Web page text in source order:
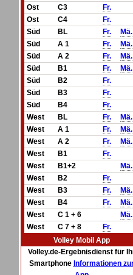
Ost
C3
Fr.
Ost
C4
Fr.
Süd
BL Fr.
Mä.
Süd
A 1 Fr.
Mä.
Süd
A 2 Fr.
Mä.
Süd
B1 Fr.
Mä.
Süd
B2
Fr.
Süd
B3
Fr.
Süd
B4
Fr.
West
BL Fr.
Mä.
West
A 1 Fr.
Mä.
West
A 2 Fr.
Mä.
West
B1
Fr.
West
B1+2
Mä.
West
B2
Fr.
West
B3 Fr.
Mä.
West
B4 Fr.
Mä.
West
C 1 + 6
Mä.
West
C 7 + 8
Fr.
Volley Mobil App
Volley.de-Ergebnisdienst für
Smartphone Informationen